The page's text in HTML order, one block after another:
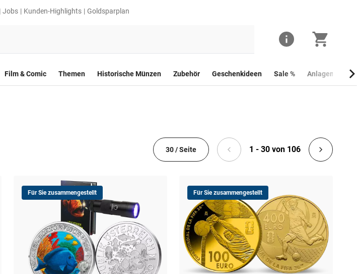
Jobs Kunden-Highlights Goldsparplan
Film & Comic Themen Historische Münzen Zubehör Geschenkideen Sale % Anlagemünzen
30 / Seite 1 - 30 von 106
Für Sie zusammengestellt Für Sie zusammengestellt